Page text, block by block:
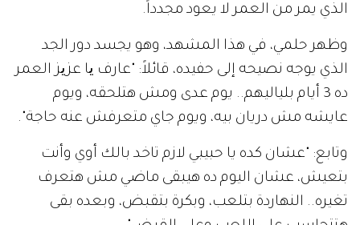
الذي يمر من العمر لا يعود مجدداً.
وظهر حلمي، في هذا المشهد، وهو يجسد دور الجد
الذي يوجه نصيحه إلى حفيده، قائلاً: "عارف یا عزیز العمر
ده 3 أيام بلياليهم.. يوم عدى ومش هتلحقه، ويوم
عايشه مش دريان بيه، ويوم جاي متعرفش عنه حاجة".
وتابع: "عشان كده يا حبيبي لازم تاخد بالك أوي وأنت
بتعيش، عشان اليوم ده هيبقى ماضي مش هتعرف
تغيره.. النهاردة بتلعب، وبكرة بتقبض، وبعده بقى